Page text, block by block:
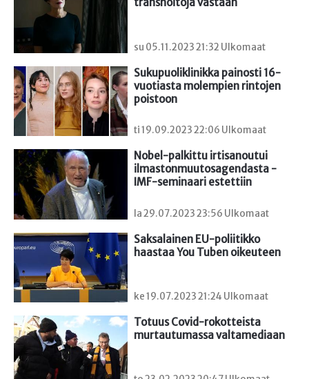
su 05.11.2023 21:32 Ulkomaat
Sukupuoliklinikka painosti 16-
vuotiasta molempien rintojen
poistoon
ti 19.09.2023 22:06 Ulkomaat
Nobel-palkittu irtisanoutui
ilmastonmuutosagendasta -
IMF-seminaari estettiin
la 29.07.2023 23:56 Ulkomaat
Saksalainen EU-poliitikko
haastaa You Tuben oikeuteen
ke 19.07.2023 21:24 Ulkomaat
Totuus Covid-rokotteista
murtautumassa valtamediaan